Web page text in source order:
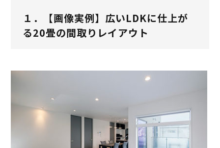
１．【画像実例】広いLDKに仕上が
る20畳の間取りレイアウト